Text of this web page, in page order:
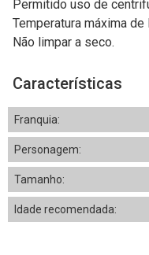
Permitido uso de
Temperatura máxima de
Não limpar a seco.
Características
Franquia:
Personagem:
Tamanho:
Idade recomendada: